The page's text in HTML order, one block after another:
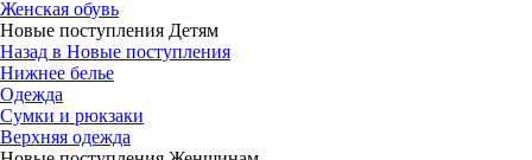
Женская обувь
Новые поступления Детям
Назад в Новые поступления
Нижнее белье
Одежда
Сумки и рюкзаки
Верхняя одежда